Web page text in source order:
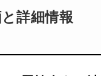
詳細情報